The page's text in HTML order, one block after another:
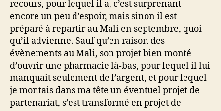
recours, pour lequel il a, c’est surprenant
encore un peu d’espoir, mais sinon il est
préparé à repartir au Mali en septembre, quoi
qu’il advienne. Sauf qu’en raison des
évènements au Mali, son projet bien monté
d’ouvrir une pharmacie là-bas, pour lequel il lui
manquait seulement de l’argent, et pour lequel
je montais dans ma tête un éventuel projet de
partenariat, s’est transformé en projet de